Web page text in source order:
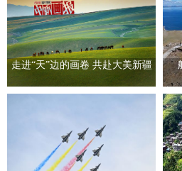
走进“天”边的画卷 共赴大美新疆